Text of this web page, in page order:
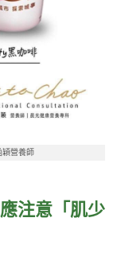
穎營養師
注意「肌少